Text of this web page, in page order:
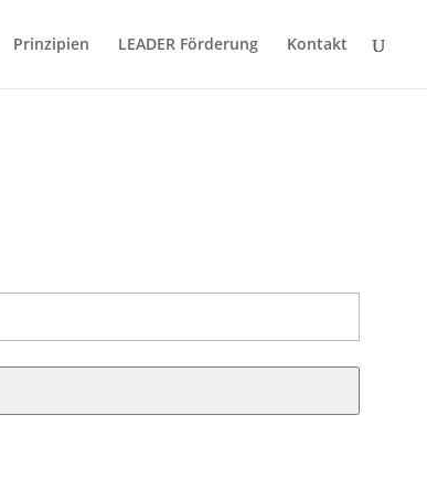
Prinzipien LEADER Förderung Kontakt